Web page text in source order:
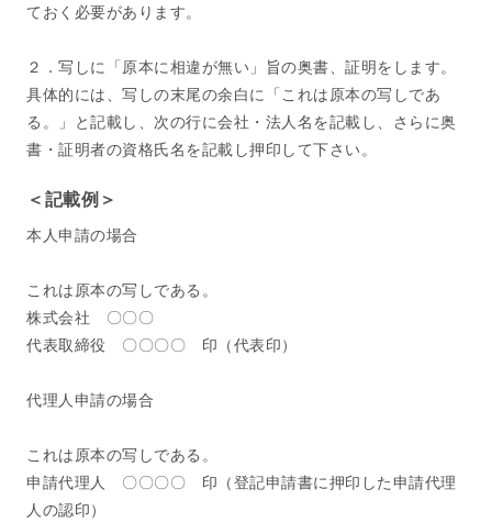
ておく必要があります。
２．写しに「原本に相違が無い」旨の奥書、証明をします。
具体的には、写しの末尾の余白に「これは原本の写しであ
る。」と記載し、次の行に会社・法人名を記載し、さらに奥
書・証明者の資格氏名を記載し押印して下さい。
＜記載例＞
本人申請の場合
これは原本の写しである。
株式会社 〇〇〇
代表取締役 〇〇〇〇 印（代表印）
代理人申請の場合
これは原本の写しである。
申請代理人 〇〇〇〇 印（登記申請書に押印した申請代理
人の認印）